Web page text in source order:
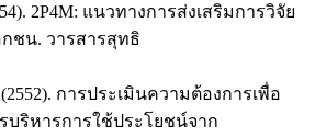
2P4M: แนวทางการส่งเสริมการวิจัย
ชน. วารสารสุทธิ
การประเมินความต้องการเพื่อ
ริหารการใช้ประโยชน์จาก